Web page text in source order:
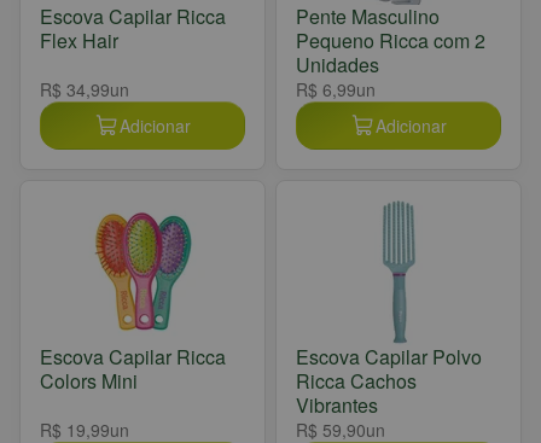
Escova Capilar Ricca
Flex Hair
R$ 34,99un
Adicionar
Pente Masculino
Pequeno Ricca com 2
Unidades
R$ 6,99un
Adicionar
Escova Capilar Ricca
Colors Mini
R$ 19,99un
Escova Capilar Polvo
Ricca Cachos
Vibrantes
R$ 59,90un